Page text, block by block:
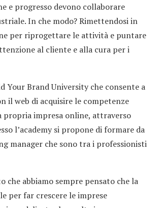
e progresso devono collaborare
In che modo? Rimettendosi in
per riprogettare le attività e puntare
al cliente e alla cura per i
Your Brand University che consente a
il web di acquisire le competenze
propria impresa online, attraverso
l’academy si propone di formare da
manager che sono tra i professionisti
che abbiamo sempre pensato che la
per far crescere le imprese